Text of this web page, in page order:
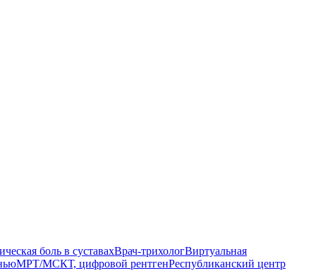
боль в суставахВрач-трихологВиртуальная
МРТ/МСКТ, цифровой рентгенРеспубликанский центр